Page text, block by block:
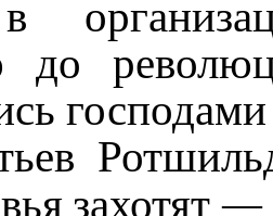
до
захотят